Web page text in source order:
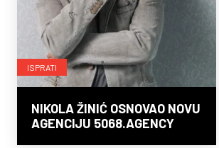
ISPRATI
NIKOLA ŽINIĆ OSNOVAO NOVU
AGENCIJU 5068.AGENCY